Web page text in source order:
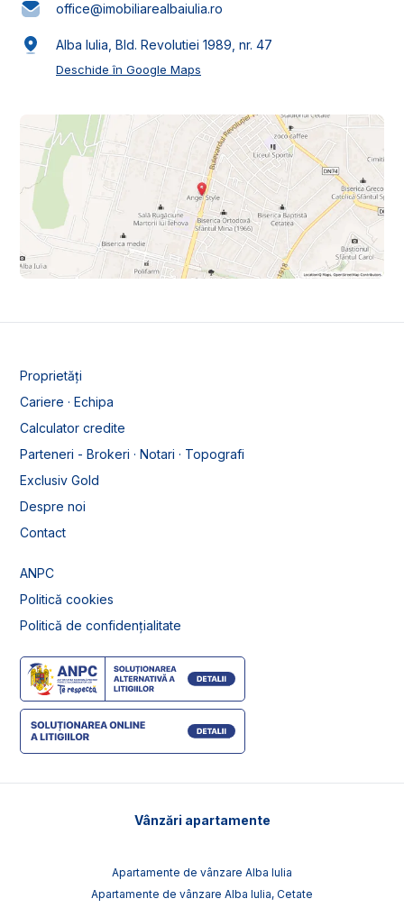
office@imobiliarealbaiulia.ro
Alba Iulia, Bld. Revolutiei 1989, nr. 47
Deschide în Google Maps
Proprietăți
Cariere · Echipa
Calculator credite
Parteneri - Brokeri · Notari · Topografi
Exclusiv Gold
Despre noi
Contact
ANPC
Politică cookies
Politică de confidențialitate
Vânzări apartamente
Apartamente de vânzare Alba Iulia
Apartamente de vânzare Alba Iulia, Cetate